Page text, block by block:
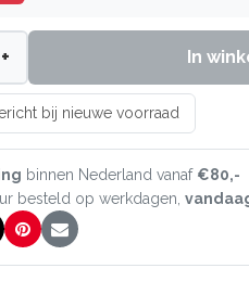
+ In
bij nieuwe voorraad
binnen Nederland vanaf €80,-
besteld op werkdagen,